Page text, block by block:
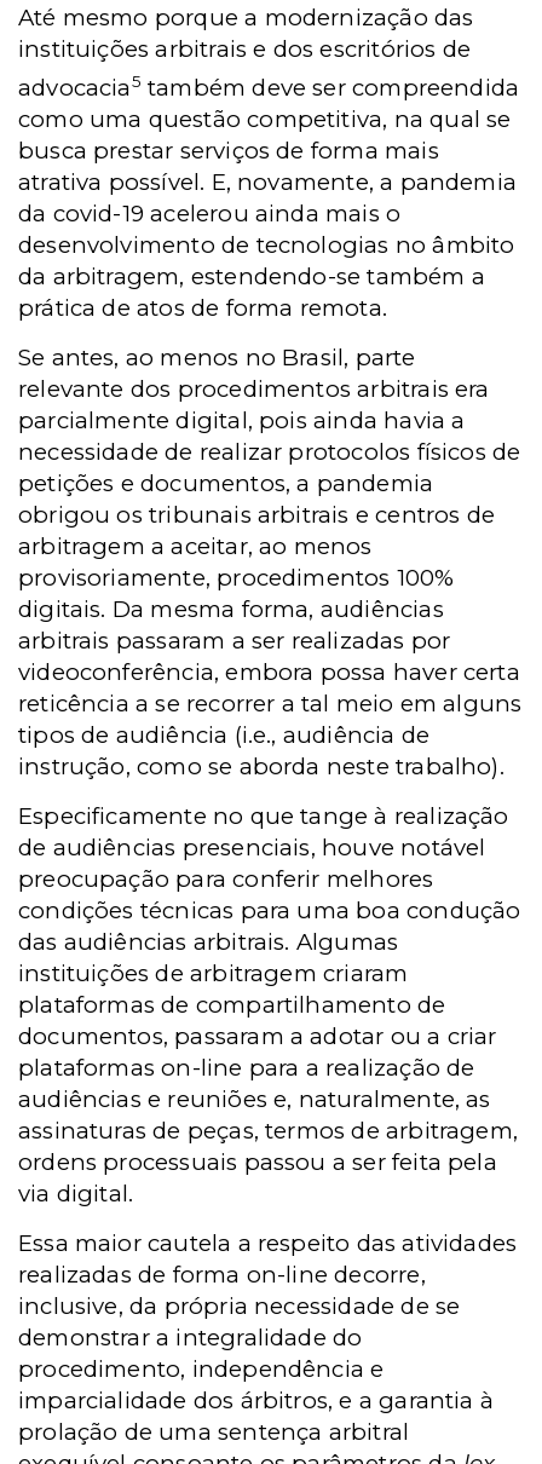
Até mesmo porque a modernização das
instituições arbitrais e dos escritórios de
advocacia5 também deve ser compreendida
como uma questão competitiva, na qual se
busca prestar serviços de forma mais
atrativa possível. E, novamente, a pandemia
da covid-19 acelerou ainda mais o
desenvolvimento de tecnologias no âmbito
da arbitragem, estendendo-se também a
prática de atos de forma remota.
Se antes, ao menos no Brasil, parte
relevante dos procedimentos arbitrais era
parcialmente digital, pois ainda havia a
necessidade de realizar protocolos físicos de
petições e documentos, a pandemia
obrigou os tribunais arbitrais e centros de
arbitragem a aceitar, ao menos
provisoriamente, procedimentos 100%
digitais. Da mesma forma, audiências
arbitrais passaram a ser realizadas por
videoconferência, embora possa haver certa
reticência a se recorrer a tal meio em alguns
tipos de audiência (i.e., audiência de
instrução, como se aborda neste trabalho).
Especificamente no que tange à realização
de audiências presenciais, houve notável
preocupação para conferir melhores
condições técnicas para uma boa condução
das audiências arbitrais. Algumas
instituições de arbitragem criaram
plataformas de compartilhamento de
documentos, passaram a adotar ou a criar
plataformas on-line para a realização de
audiências e reuniões e, naturalmente, as
assinaturas de peças, termos de arbitragem,
ordens processuais passou a ser feita pela
via digital.
Essa maior cautela a respeito das atividades
realizadas de forma on-line decorre,
inclusive, da própria necessidade de se
demonstrar a integralidade do
procedimento, independência e
imparcialidade dos árbitros, e a garantia à
prolação de uma sentença arbitral